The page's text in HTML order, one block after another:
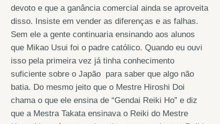
devoto e que a ganância comercial ainda se aproveita
disso. Insiste em vender as diferenças e as falhas.
Sem ele a gente continuaria ensinando aos alunos
que Mikao Usui foi o padre católico. Quando eu ouvi
isso pela primeira vez já tinha conhecimento
suficiente sobre o Japão para saber que algo não
batia. Do mesmo jeito que o Mestre Hiroshi Doi
chama o que ele ensina de “Gendai Reiki Ho” e diz
que a Mestra Takata ensinava o Reiki do Mestre